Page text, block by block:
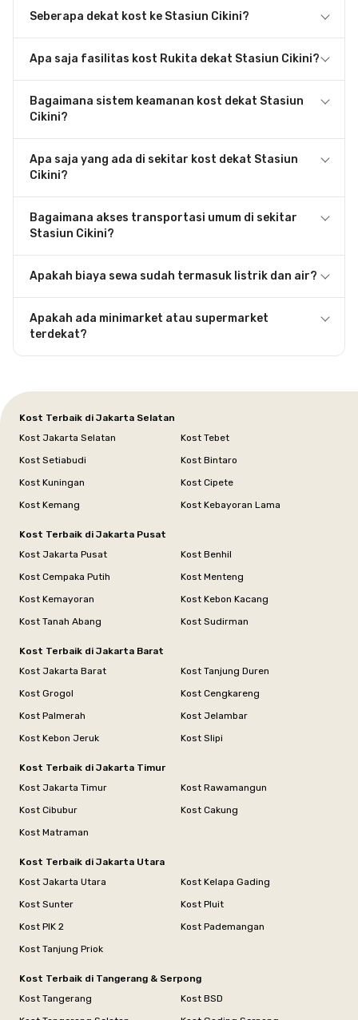
Seberapa dekat kost ke Stasiun Cikini?
Apa saja fasilitas kost Rukita dekat Stasiun Cikini?
Bagaimana sistem keamanan kost dekat Stasiun
Cikini?
Apa saja yang ada di sekitar kost dekat Stasiun
Cikini?
Bagaimana akses transportasi umum di sekitar
Stasiun Cikini?
Apakah biaya sewa sudah termasuk listrik dan air?
Apakah ada minimarket atau supermarket
terdekat?
Kost Terbaik di Jakarta Selatan
Kost Jakarta Selatan
Kost Tebet
Kost Setiabudi
Kost Bintaro
Kost Kuningan
Kost Cipete
Kost Kemang
Kost Kebayoran Lama
Kost Terbaik di Jakarta Pusat
Kost Jakarta Pusat
Kost Benhil
Kost Cempaka Putih
Kost Menteng
Kost Kemayoran
Kost Kebon Kacang
Kost Tanah Abang
Kost Sudirman
Kost Terbaik di Jakarta Barat
Kost Jakarta Barat
Kost Tanjung Duren
Kost Grogol
Kost Cengkareng
Kost Palmerah
Kost Jelambar
Kost Kebon Jeruk
Kost Slipi
Kost Terbaik di Jakarta Timur
Kost Jakarta Timur
Kost Rawamangun
Kost Cibubur
Kost Cakung
Kost Matraman
Kost Terbaik di Jakarta Utara
Kost Jakarta Utara
Kost Kelapa Gading
Kost Sunter
Kost Pluit
Kost PIK 2
Kost Pademangan
Kost Tanjung Priok
Kost Terbaik di Tangerang & Serpong
Kost Tangerang
Kost BSD